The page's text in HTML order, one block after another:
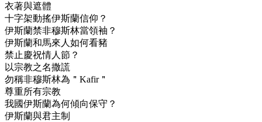
衣著與遮體
十字架動搖伊斯蘭信仰？
伊斯蘭禁非穆斯林當領袖？
伊斯蘭和馬來人如何看豬
禁止慶祝情人節？
以宗教之名撒謊
勿稱非穆斯林為＂Kafir＂
尊重所有宗教
我國伊斯蘭為何傾向保守？
伊斯蘭與君主制